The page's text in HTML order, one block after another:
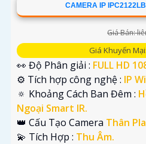
CAMERA IP
Giá Bán:
Giá Khuyến
👀 Độ Phân giải : FULL HD
⚙ Tích hợp công nghệ : IP
🔅 Khoảng Cách Ban Đêm :
Ngoại Smart IR.
👑 Cấu Tạo Camera Thân
️💫 Tích Hợp : Thu Âm.